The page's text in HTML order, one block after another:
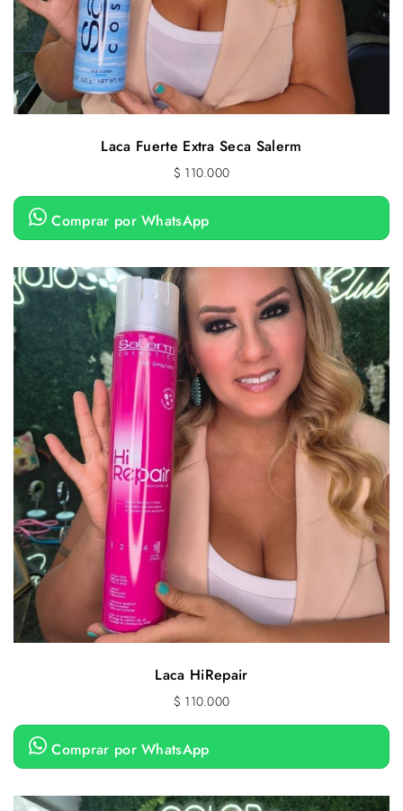
Laca Fuerte Extra Seca Salerm
$ 110.000
Comprar por WhatsApp
Laca HiRepair
$ 110.000
Comprar por WhatsApp